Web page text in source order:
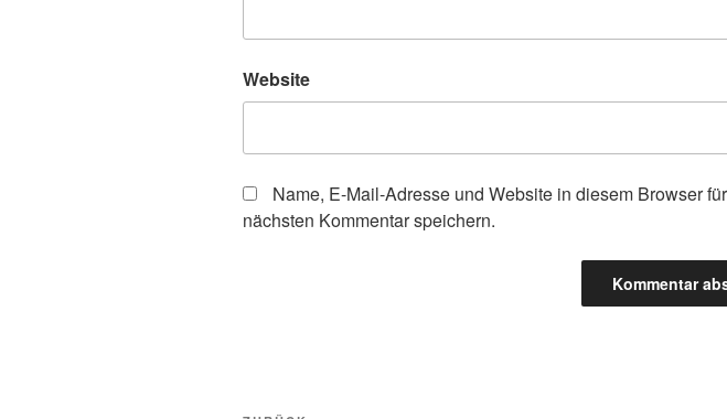
Website
Name, E-Mail-Adresse und Website in diesem Browser
nächsten Kommentar speichern.